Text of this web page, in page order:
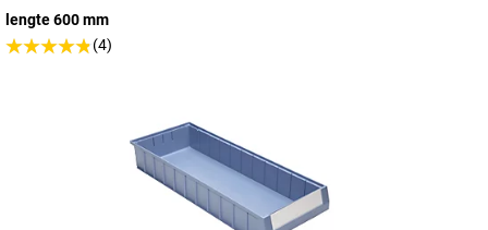
lengte 600 mm
(4)